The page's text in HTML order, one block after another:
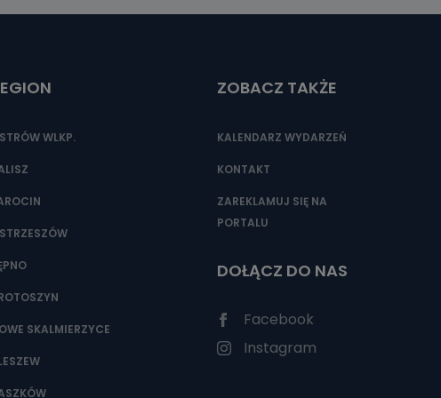
WLKP.
SKALMIERZYCE
ZOBACZ TAKŻE
KALENDARZ WYDARZEŃ
KONTAKT
ZAREKLAMUJ SIĘ NA
PORTALU
DOŁĄCZ DO NAS
Facebook
Instagram